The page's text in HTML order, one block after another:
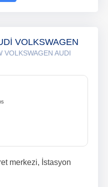
VOLKSWAGEN
VOLKSWAGEN AUDI
merkezi, İstasyon